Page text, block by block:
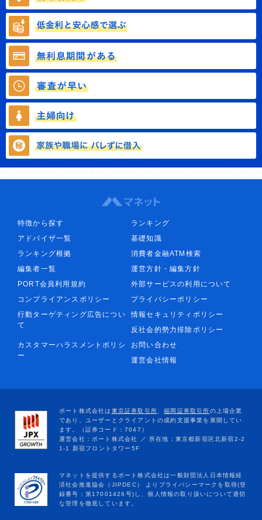
特徴から探す
ランキング
アドバイザ一覧
基礎知識
ランキング根拠
消費者金融ATM検索
編集者一覧
運営方針・編集方針
PORT会員利用規約
外部サービスの利用について
コンプライアンスポリシー
プライバシーポリシー
行動ターゲティング広告につい
て
情報セキュリティポリシー
反社会的勢力排除ポリシー
カスタマーハラスメントポリシ
ー
お問い合わせ
運営会社情報